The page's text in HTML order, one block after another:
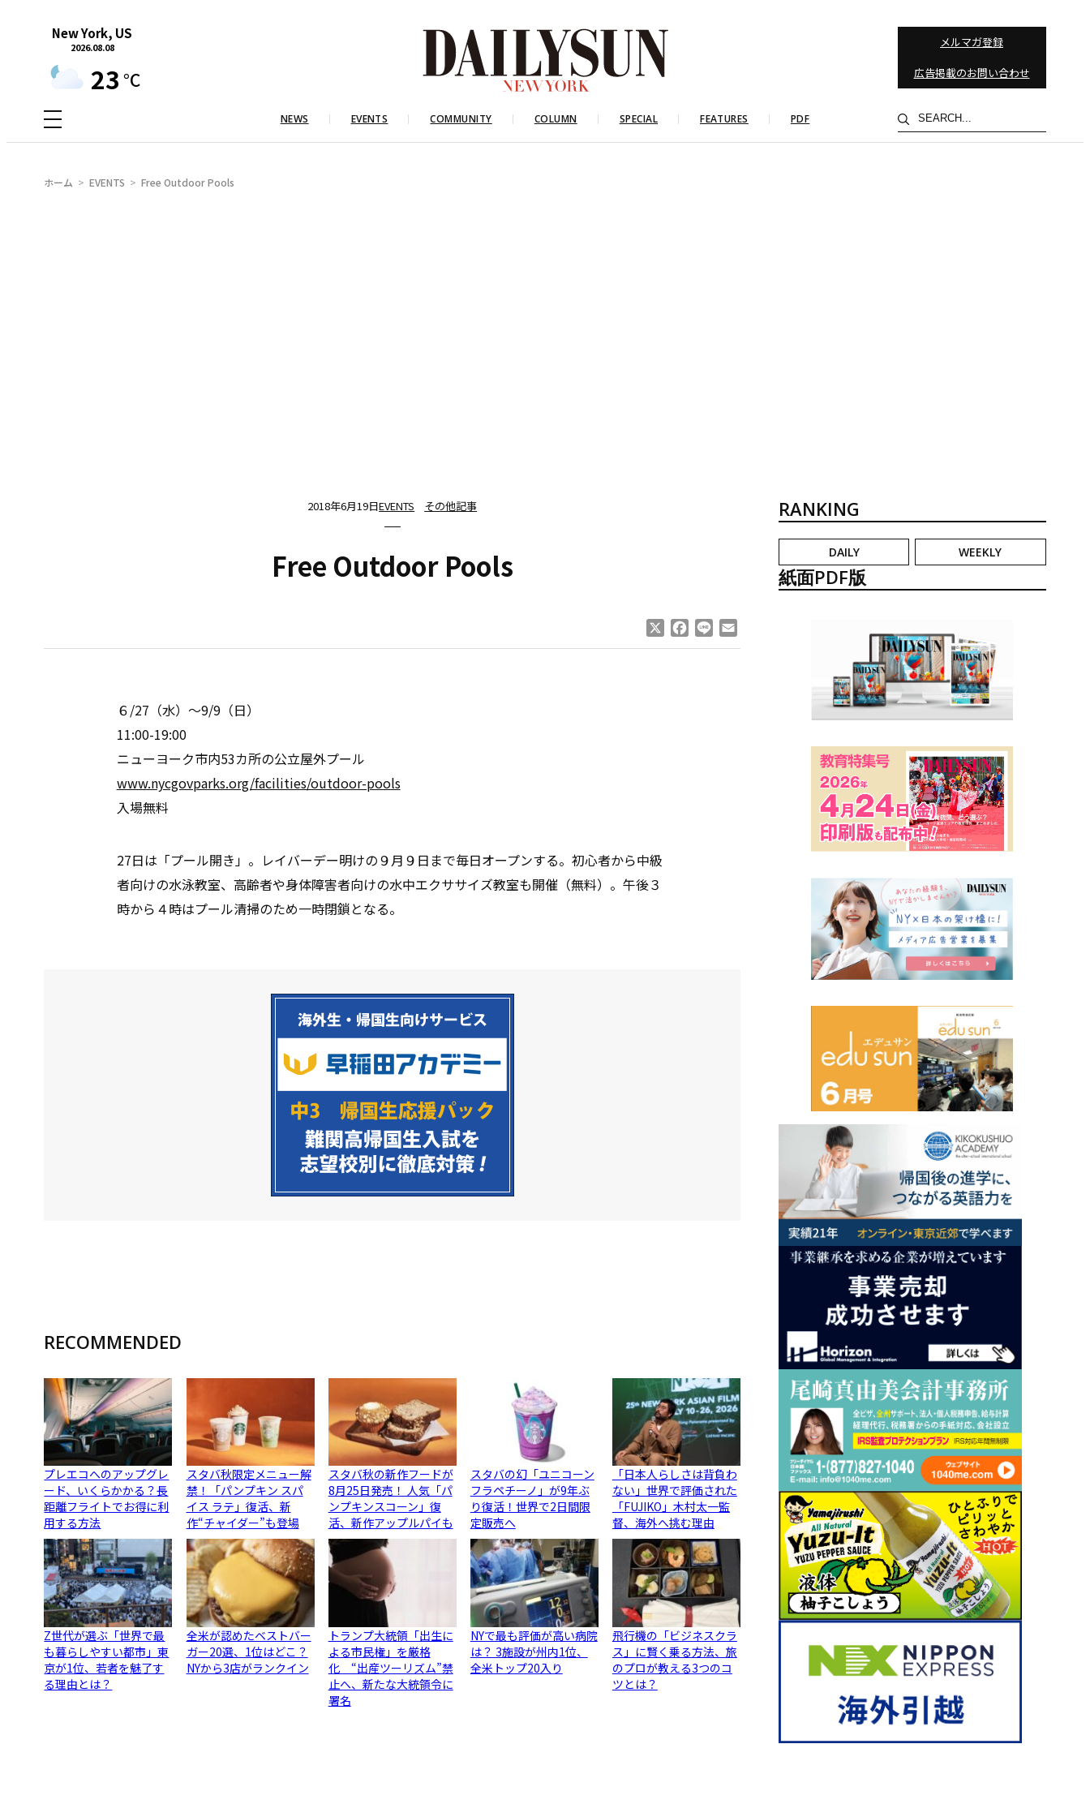
New York, US
2026.08.08
23 °C
メルマガ登録
広告掲載のお問い合わせ
NEWS EVENTS COMMUNITY COLUMN SPECIAL FEATURES PDF
検
索
ホーム EVENTS Free Outdoor Pools
2018年6月19日EVENTS その他記事
Free Outdoor Pools
Facebook
Line
６/27（水）〜9/9（日）
11:00-19:00
ニューヨーク市内53カ所の公立屋外プール
www.nycgovparks.org/facilities/outdoor-pools
入場無料
27日は「プール開き」。レイバーデー明けの９月９日まで毎日オープンする。初心者から中級
者向けの水泳教室、高齢者や身体障害者向けの水中エクササイズ教室も開催（無料）。午後３
時から４時はプール清掃のため一時閉鎖となる。
RECOMMENDED
プレエコへのアップグレ
ード、いくらかかる？長
距離フライトでお得に利
用する方法
スタバ秋限定メニュー解
禁！「パンプキン スパ
イス ラテ」復活、新
作“チャイダー”も登場
スタバ秋の新作フードが
8月25日発売！ 人気「パ
ンプキンスコーン」復
活、新作アップルパイも
スタバの幻「ユニコーン
フラペチーノ」が9年ぶ
り復活！世界で2日間限
定販売へ
「日本人らしさは背負わ
ない」世界で評価された
「FUJIKO」木村太一監
督、海外へ挑む理由
Z世代が選ぶ「世界で最
も暮らしやすい都市」東
京が1位、若者を魅了す
る理由とは？
全米が認めたベストバー
ガー20選、1位はどこ？
NYから3店がランクイン
トランプ大統領「出生に
よる市民権」を厳格
化 “出産ツーリズム”禁
止へ、新たな大統領令に
署名
NYで最も評価が高い病院
は？ 3施設が州内1位、
全米トップ20入り
飛行機の「ビジネスクラ
ス」に賢く乗る方法、旅
のプロが教える3つのコ
ツとは？
RANKING
DAILY WEEKLY
紙面PDF版